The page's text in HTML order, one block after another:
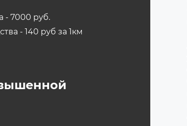
- 7000 руб.
- 140 руб за 1км